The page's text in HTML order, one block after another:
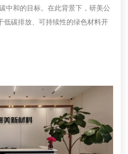
中和的目标。在此背景下，研美公
低碳排放、可持续性的绿色材料开